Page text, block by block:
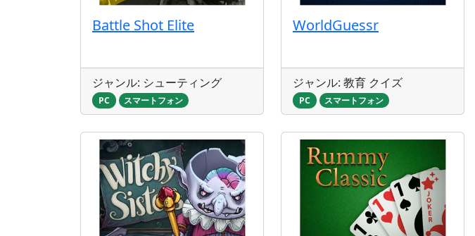
Battle Shot Elite
ジャンル: シューティング
PC スマートフォン
WorldGuessr
ジャンル: 教育 クイズ
PC スマートフォン